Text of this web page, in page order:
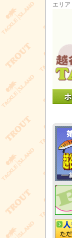
エリ